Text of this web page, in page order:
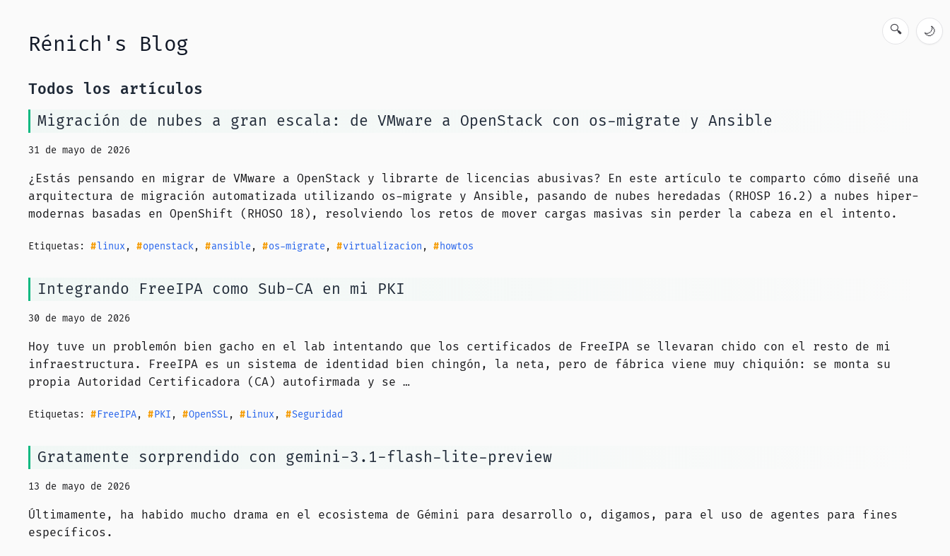
Rénich's Blog
🔍 🌙
Todos los artículos
Migración de nubes a gran escala: de VMware a OpenStack con os-migrate y Ansible
31 de mayo de 2026
¿Estás pensando en migrar de VMware a OpenStack y librarte de licencias abusivas? En este artículo te comparto cómo diseñé una
arquitectura de migración automatizada utilizando os-migrate y Ansible, pasando de nubes heredadas (RHOSP 16.2) a nubes hiper-
modernas basadas en OpenShift (RHOSO 18), resolviendo los retos de mover cargas masivas sin perder la cabeza en el intento.
Etiquetas: linux, openstack, ansible, os-migrate, virtualizacion , howtos
Integrando FreeIPA como Sub-CA en mi PKI
30 de mayo de 2026
Hoy tuve un problemón bien gacho en el lab intentando que los certificados de FreeIPA se llevaran chido con el resto de mi
infraestructura. FreeIPA es un sistema de identidad bien chingón, la neta, pero de fábrica viene muy chiquión: se monta su
propia Autoridad Certificadora (CA) autofirmada y se …
Etiquetas: FreeIPA, PKI , OpenSSL, Linux, Seguridad
Gratamente sorprendido con gemini-3.1-flash-lite-preview
13 de mayo de 2026
Últimamente, ha habido mucho drama en el ecosistema de Gémini para desarrollo o, digamos, para el uso de agentes para fines
específicos.